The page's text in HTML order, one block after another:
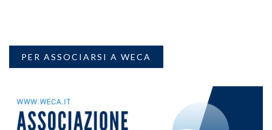
PER ASSOCIARSI A WECA